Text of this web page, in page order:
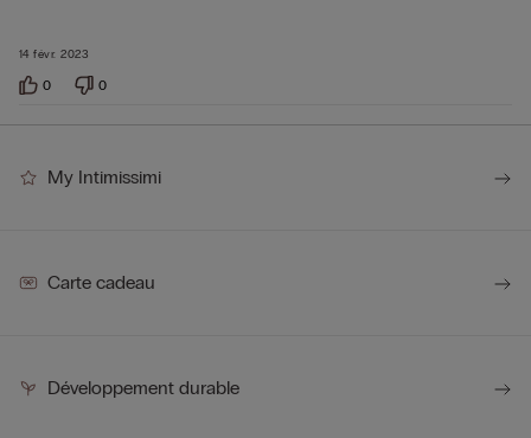
14 févr. 2023
0 0
My Intimissimi
Carte cadeau
Développement durable